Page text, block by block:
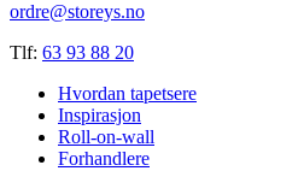
ordre@storeys.no
Tlf: 63 93 88 20
Hvordan tapetsere
Inspirasjon
Roll-on-wall
Forhandlere